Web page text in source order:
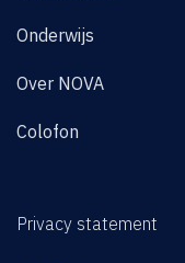
Onderwijs
Over NOVA
Colofon
Privacy statement